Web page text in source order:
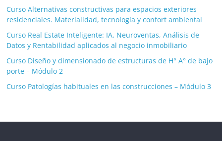
Curso Alternativas constructivas para espacios exteriores
residenciales. Materialidad, tecnología y confort ambiental
Curso Real Estate Inteligente: IA, Neuroventas, Análisis de
Datos y Rentabilidad aplicados al negocio inmobiliario
Curso Diseño y dimensionado de estructuras de H° A° de bajo
porte – Módulo 2
Curso Patologías habituales en las construcciones – Módulo 3